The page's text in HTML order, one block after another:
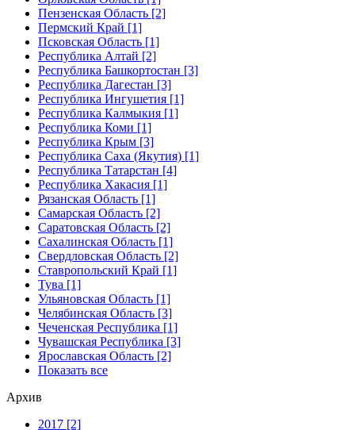
Пензенская Область [2]
Пермский Край [1]
Псковская Область [1]
Республика Алтай [2]
Республика Башкортостан [3]
Республика Дагестан [3]
Республика Ингушетия [1]
Республика Калмыкия [1]
Республика Коми [1]
Республика Крым [3]
Республика Саха (Якутия) [1]
Республика Татарстан [4]
Республика Хакасия [1]
Рязанская Область [1]
Самарская Область [2]
Саратовская Область [2]
Сахалинская Область [1]
Свердловская Область [2]
Ставропольский Край [1]
Тува [1]
Ульяновская Область [1]
Челябинская Область [3]
Чеченская Республика [1]
Чувашская Республика [3]
Ярославская Область [2]
Показать все
Архив
2017 [2]